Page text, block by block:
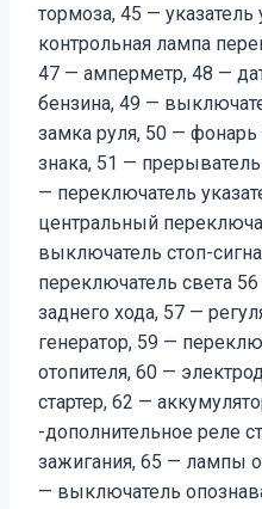
тормоза, 45 —
контрольная лампа
47 — амперметр, 48 —
бензина, 49 —
замка руля, 50 —
знака, 51 —
— переключатель
центральный
выключатель стоп-
переключатель света
заднего хода, 57 —
генератор, 59 —
отопителя, 60 —
стартер, 62 —
-дополнительное реле
зажигания, 65 — лампы
— выключатель